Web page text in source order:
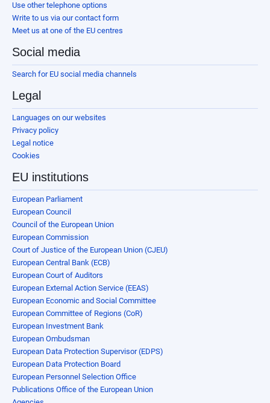
Use other telephone options
Write to us via our contact form
Meet us at one of the EU centres
Social media
Search for EU social media channels
Legal
Languages on our websites
Privacy policy
Legal notice
Cookies
EU institutions
European Parliament
European Council
Council of the European Union
European Commission
Court of Justice of the European Union (CJEU)
European Central Bank (ECB)
European Court of Auditors
European External Action Service (EEAS)
European Economic and Social Committee
European Committee of Regions (CoR)
European Investment Bank
European Ombudsman
European Data Protection Supervisor (EDPS)
European Data Protection Board
European Personnel Selection Office
Publications Office of the European Union